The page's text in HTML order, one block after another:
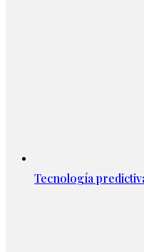
Tecnología